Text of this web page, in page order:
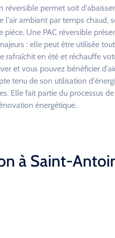
réversible permet soit
l'air ambiant par temps chaud,
pièce. Une PAC réversible
: elle peut être utilisée
rafraîchit en été et réchauffe
et vous pouvez bénéficier
tenu de son utilisation
Elle fait partie du processus de
énergétique.
à Saint-